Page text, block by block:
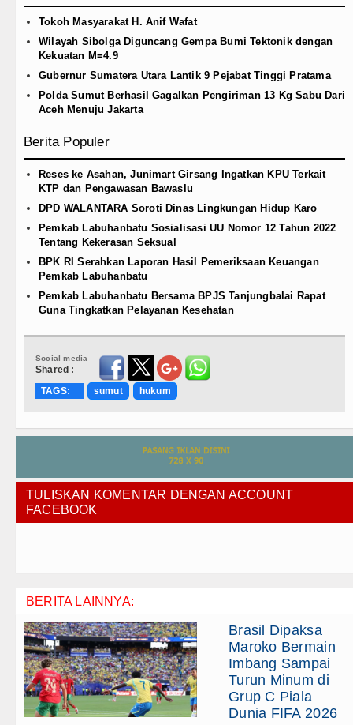
Tokoh Masyarakat H. Anif Wafat
Wilayah Sibolga Diguncang Gempa Bumi Tektonik dengan
Kekuatan M=4.9
Gubernur Sumatera Utara Lantik 9 Pejabat Tinggi Pratama
Polda Sumut Berhasil Gagalkan Pengiriman 13 Kg Sabu Dari
Aceh Menuju Jakarta
Berita Populer
Reses ke Asahan, Junimart Girsang Ingatkan KPU Terkait
KTP dan Pengawasan Bawaslu
DPD WALANTARA Soroti Dinas Lingkungan Hidup Karo
Pemkab Labuhanbatu Sosialisasi UU Nomor 12 Tahun 2022
Tentang Kekerasan Seksual
BPK RI Serahkan Laporan Hasil Pemeriksaan Keuangan
Pemkab Labuhanbatu
Pemkab Labuhanbatu Bersama BPJS Tanjungbalai Rapat
Guna Tingkatkan Pelayanan Kesehatan
Social media
Shared :
TAGS:
sumut hukum
TULISKAN KOMENTAR DENGAN ACCOUNT
FACEBOOK
BERITA LAINNYA:
Brasil Dipaksa
Maroko Bermain
Imbang Sampai
Turun Minum di
Grup C Piala
Dunia FIFA 2026